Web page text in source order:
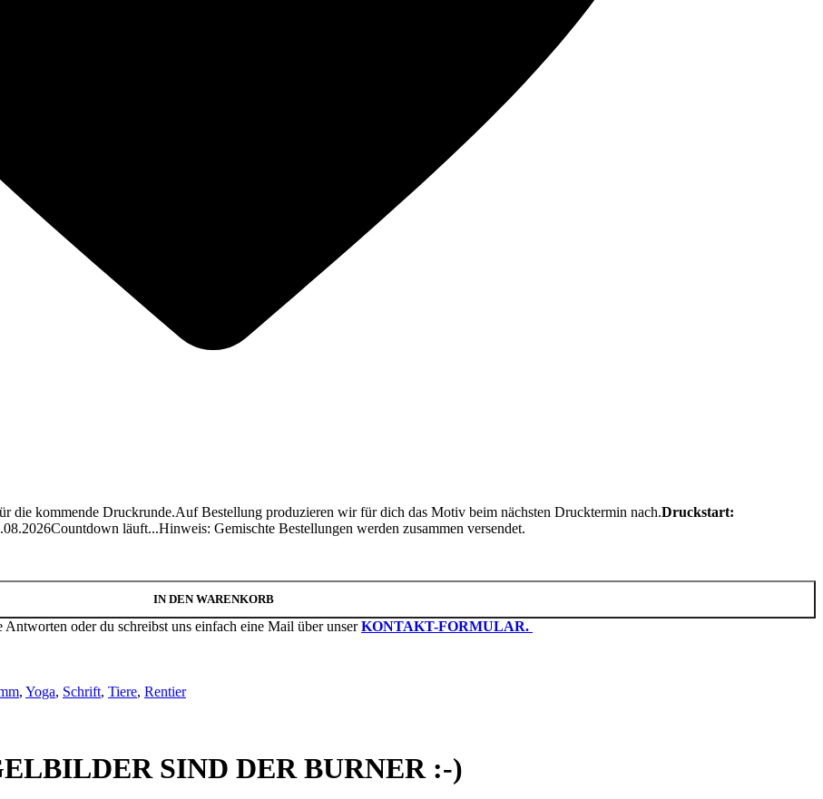
die kommende Druckrunde.Auf Bestellung produzieren wir für dich das Motiv beim nächsten Drucktermin nach.Druckstart:
Countdown läuft...Hinweis: Gemischte Bestellungen werden zusammen versendet.
IN DEN WARENKORB
Antworten oder du schreibst uns einfach eine Mail über unserKONTAKT-FORMULAR.
, Yoga, Schrift, Tiere, Rentier
SIND DER BURNER :-)